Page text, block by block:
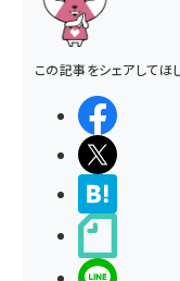
この記事をシェアしてほ